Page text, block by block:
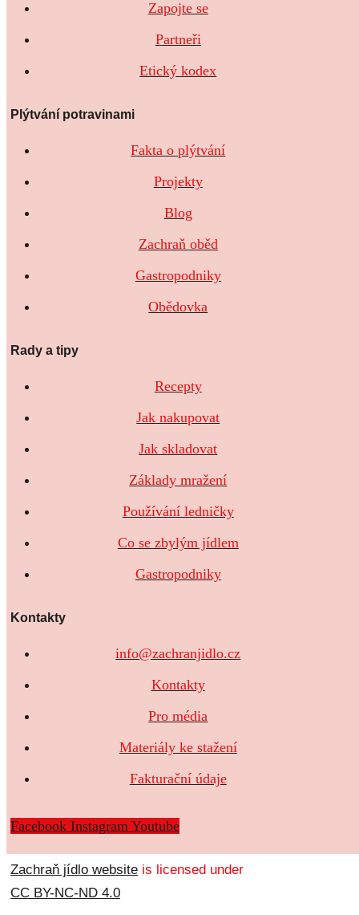
Zapojte se
Partneři
Etický kodex
Plýtvání potravinami
Fakta o plýtvání
Projekty
Blog
Zachraň oběd
Gastropodniky
Obědovka
Rady a tipy
Recepty
Jak nakupovat
Jak skladovat
Základy mražení
Používání ledničky
Co se zbylým jídlem
Gastropodniky
Kontakty
info@zachranjidlo.cz
Kontakty
Pro média
Materiály ke stažení
Fakturační údaje
Facebook Instagram Youtube
Zachraň jídlo website is licensed under
CC BY-NC-ND 4.0